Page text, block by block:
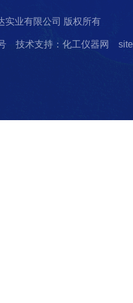
实业有限公司 版权所有
技术支持：化工仪器网